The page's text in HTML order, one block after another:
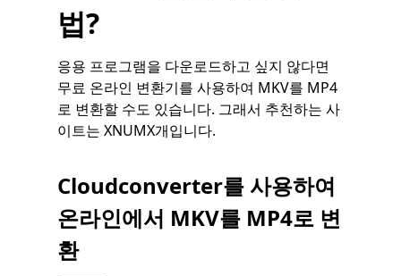
법?
응용 프로그램을 다운로드하고 싶지 않다면
무료 온라인 변환기를 사용하여 MKV를 MP4
로 변환할 수도 있습니다. 그래서 추천하는 사
이트는 XNUMX개입니다.
Cloudconverter를 사용하여
온라인에서 MKV를 MP4로 변
환